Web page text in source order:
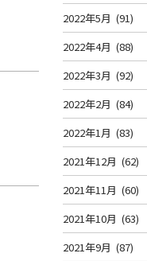
2022年5月 (91)
2022年4月 (88)
2022年3月 (92)
2022年2月 (84)
2022年1月 (83)
2021年12月 (62)
2021年11月 (60)
2021年10月 (63)
2021年9月 (87)